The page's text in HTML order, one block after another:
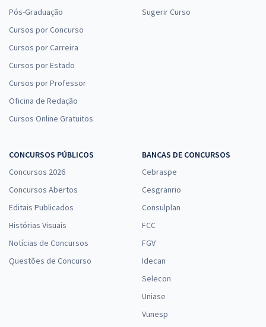
Pós-Graduação
Cursos por Concurso
Cursos por Carreira
Cursos por Estado
Cursos por Professor
Oficina de Redação
Cursos Online Gratuitos
Sugerir Curso
CONCURSOS PÚBLICOS
Concursos 2026
Concursos Abertos
Editais Publicados
Histórias Visuais
Notícias de Concursos
Questões de Concurso
BANCAS DE CONCURSOS
Cebraspe
Cesgranrio
Consulplan
FCC
FGV
Idecan
Selecon
Uniase
Vunesp